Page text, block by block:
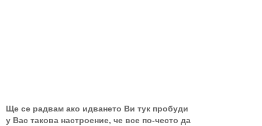
Ще се радвам ако идването Ви тук пробуди
у Вас такова настроение, че все по-често да